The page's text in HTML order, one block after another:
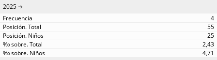
2025
4
55
25
2,43
4,71